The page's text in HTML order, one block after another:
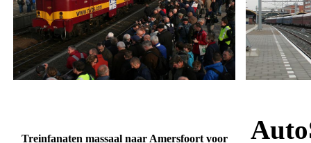
Treinfanaten massaal naar Amersfoort voor